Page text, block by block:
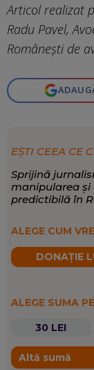
Articol realizat
Radu Pavel,
Românești de
EȘTI CEEA CE
Sprijină
manipularea
predictibilă în
ALEGE CUM
DONAȚIE
ALEGE SUMA
30 LEI
Altă sumă